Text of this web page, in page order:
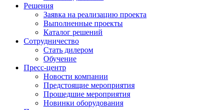
Решения
Заявка на реализацию проекта
Выполненные проекты
Каталог решений
Сотрудничество
Стать дилером
Обучение
Пресс-центр
Новости компании
Предстоящие мероприятия
Прошедшие мероприятия
Новинки оборудования